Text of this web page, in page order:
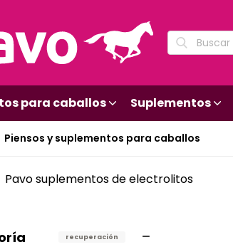
para caballos Suplementos
Piensos y suplementos para caballos
Pavo suplementos de electrolitos
recuperación